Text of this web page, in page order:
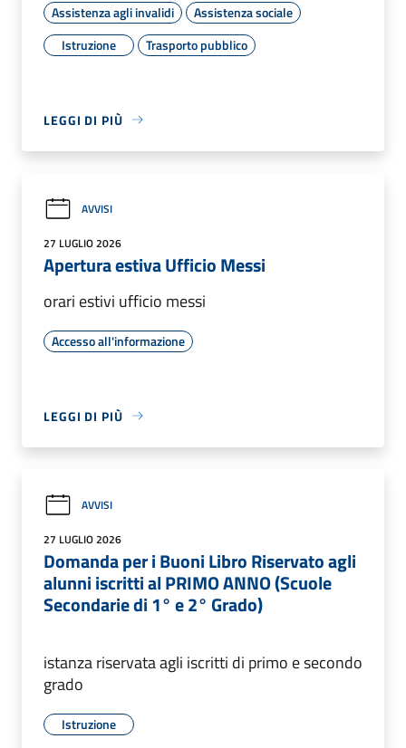
Assistenza agli invalidi
Assistenza sociale
Istruzione
Trasporto pubblico
LEGGI DI PIÙ
AVVISI
27 LUGLIO 2026
Apertura estiva Ufficio Messi
orari estivi ufficio messi
Accesso all'informazione
LEGGI DI PIÙ
AVVISI
27 LUGLIO 2026
Domanda per i Buoni Libro Riservato agli
alunni iscritti al PRIMO ANNO (Scuole
Secondarie di 1° e 2° Grado)
istanza riservata agli iscritti di primo e secondo
grado
Istruzione